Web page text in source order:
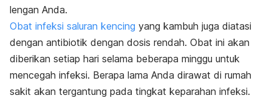
lengan Anda.
Obat infeksi saluran kencing yang kambuh juga diatasi
dengan antibiotik dengan dosis rendah. Obat ini akan
diberikan setiap hari selama beberapa minggu untuk
mencegah infeksi. Berapa lama Anda dirawat di rumah
sakit akan tergantung pada tingkat keparahan infeksi.